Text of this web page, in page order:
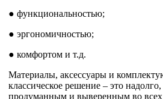
● функциональностью;
● эргономичностью;
● комфортом и т.д.
Материалы, аксессуары и
классическое решение – это
продуманным и выверенным во всех